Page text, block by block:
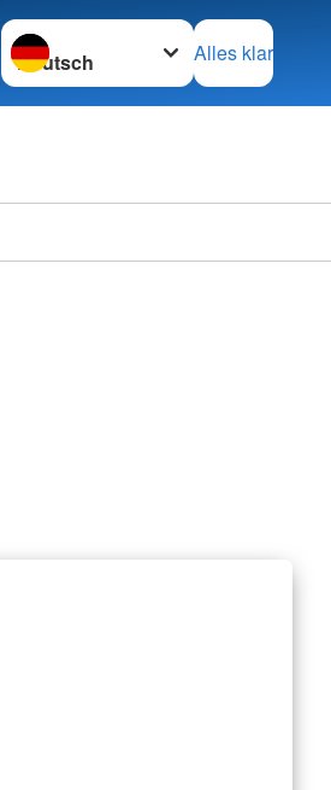
Sprache wechseln zu
Alles klar